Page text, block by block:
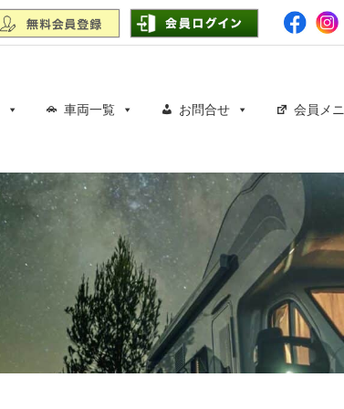
車両一覧 お問合せ 会員メ